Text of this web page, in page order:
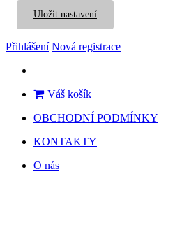
Uložit nastavení
Přihlášení Nová registrace
Váš košík
OBCHODNÍ PODMÍNKY
KONTAKTY
O nás